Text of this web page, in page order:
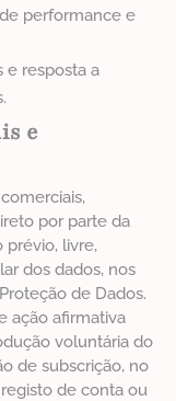
performance e
e resposta a
e
por parte da
prévio, livre,
dos dados, nos
de Dados.
ação afirmativa
voluntária do
de subscrição, no
de conta ou